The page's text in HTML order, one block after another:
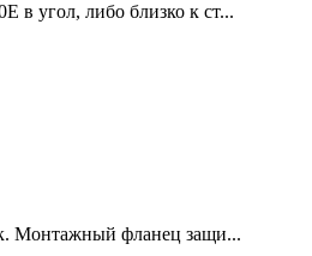
в угол, либо близко к ст...
Монтажный фланец защи...